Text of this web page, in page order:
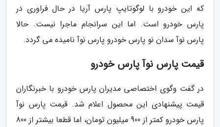
که این خودرو با لوگوتایپ پارس آریا در حال فراوری در
پارس خودرو است. اما این سرانجام ماجرا نیست. حالا
پارس نوآ سدان نو پارس خودرو پارس نوآ نامیده می گردد.
قیمت پارس نوآ پارس خودرو
در گفت وگوی اختصاصی مدیران پارس خودرو با خبرنگاران
قیمت پیشنهادی این محصول اعلام شد. قیمت پارس نوآ
پارس خودرو کمتر از 900 میلیون تومان، اما قطعا بیشتر از 800